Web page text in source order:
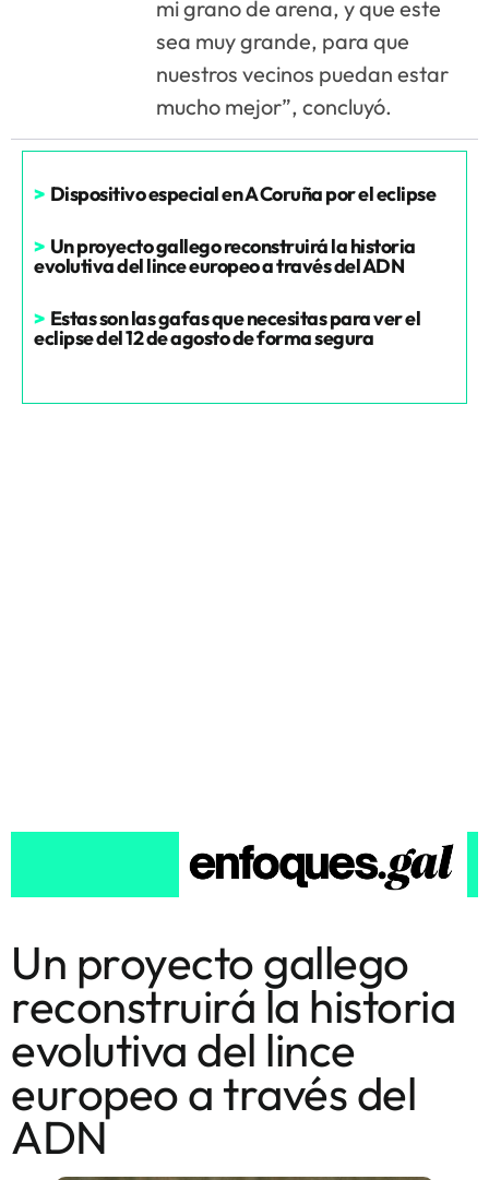
mi grano de arena, y que este
sea muy grande, para que
nuestros vecinos puedan estar
mucho mejor”, concluyó.
> Dispositivo especial en A Coruña por el eclipse
> Un proyecto gallego reconstruirá la historia
evolutiva del lince europeo a través del ADN
> Estas son las gafas que necesitas para ver el
eclipse del 12 de agosto de forma segura
Un proyecto gallego
reconstruirá la historia
evolutiva del lince
europeo a través del
ADN